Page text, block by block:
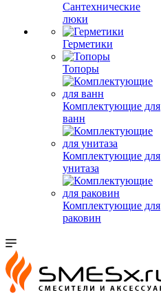
Сантехнические
люки
Герметики
Топоры
Комплектующие для
ванн
Комплектующие для
унитаза
Комплектующие для
раковин